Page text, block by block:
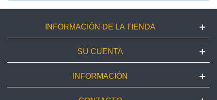
INFORMACIÓN DE LA TIENDA
SU CUENTA
INFORMACIÓN